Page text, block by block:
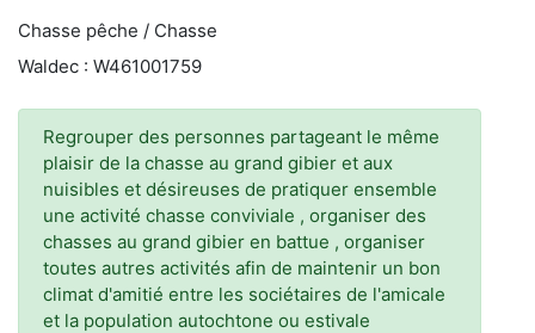
Chasse pêche / Chasse
Waldec : W461001759
Regrouper des personnes partageant le même
plaisir de la chasse au grand gibier et aux
nuisibles et désireuses de pratiquer ensemble
une activité chasse conviviale , organiser des
chasses au grand gibier en battue , organiser
toutes autres activités afin de maintenir un bon
climat d'amitié entre les sociétaires de l'amicale
et la population autochtone ou estivale